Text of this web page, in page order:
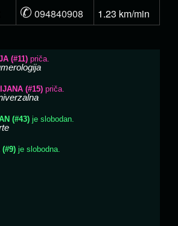
✆ 094840908 1.23 km/min